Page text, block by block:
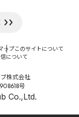
ップこのサイトについて
について
株式会社
号
Co.,Ltd.